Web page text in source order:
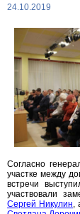
24.10.2019
Согласно
участке между
встречи
участвовали
Сергей Никулин,